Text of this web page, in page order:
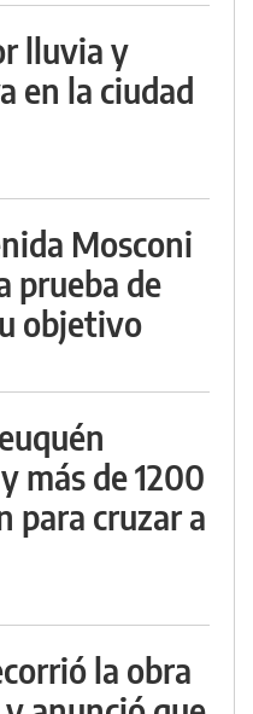
lluvia y
en la ciudad
Mosconi
prueba de
objetivo
más de 1200
para cruzar a
la obra